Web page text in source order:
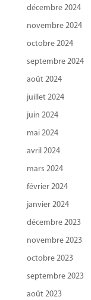
décembre 2024
novembre 2024
octobre 2024
septembre 2024
août 2024
juillet 2024
juin 2024
mai 2024
avril 2024
mars 2024
février 2024
janvier 2024
décembre 2023
novembre 2023
octobre 2023
septembre 2023
août 2023